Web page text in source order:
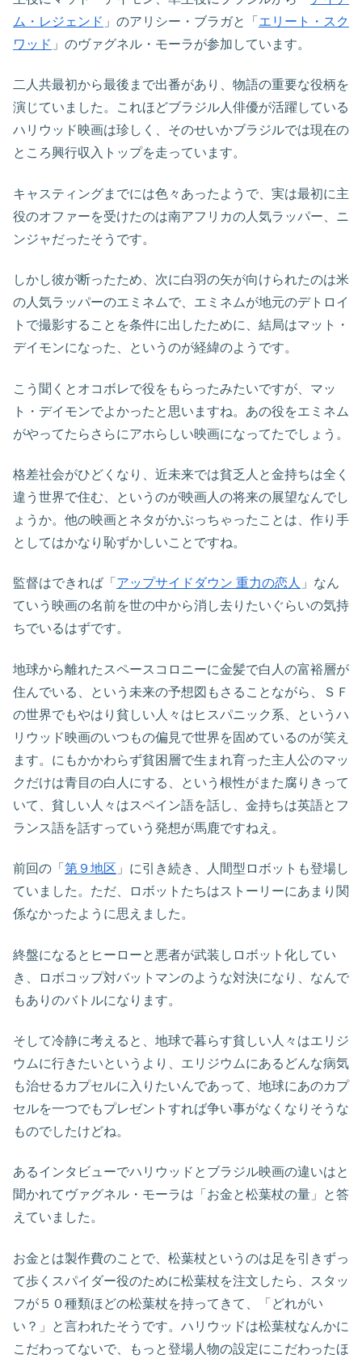
ム・レジェンド 」のアリシー・ブラガと「 エリート・スク
ワッド 」のヴァグネル・モーラが参加しています。
二人共最初から最後まで出番があり、物語の重要な役柄を
演じていました。これほどブラジル人俳優が活躍している
ハリウッド映画は珍しく、そのせいかブラジルでは現在の
ところ興行収入トップを走っています。
キャスティングまでには色々あったようで、実は最初に主
役のオファーを受けたのは南アフリカの人気ラッパー、ニ
ンジャだったそうです。
しかし彼が断ったため、次に白羽の矢が向けられたのは米
の人気ラッパーのエミネムで、エミネムが地元のデトロイ
トで撮影することを条件に出したために、結局はマット・
デイモンになった、というのが経緯のようです。
こう聞くとオコボレで役をもらったみたいですが、マッ
ト・デイモンでよかったと思いますね。あの役をエミネム
がやってたらさらにアホらしい映画になってたでしょう。
格差社会がひどくなり、近未来では貧乏人と金持ちは全く
違う世界で住む、というのが映画人の将来の展望なんでし
ょうか。他の映画とネタがかぶっちゃったことは、作り手
としてはかなり恥ずかしいことですね。
監督はできれば「 アップサイドダウン 重力の恋人 」なん
ていう映画の名前を世の中から消し去りたいぐらいの気持
ちでいるはずです。
地球から離れたスペースコロニーに金髪で白人の富裕層が
住んでいる、という未来の予想図もさることながら、ＳＦ
の世界でもやはり貧しい人々はヒスパニック系、というハ
リウッド映画のいつもの偏見で世界を固めているのが笑え
ます。にもかかわらず貧困層で生まれ育った主人公のマッ
クだけは青目の白人にする、という根性がまた腐りきって
いて、貧しい人々はスペイン語を話し、金持ちは英語とフ
ランス語を話すっていう発想が馬鹿ですねえ。
前回の「 第９地区 」に引き続き、人間型ロボットも登場し
ていました。ただ、ロボットたちはストーリーにあまり関
係なかったように思えました。
終盤になるとヒーローと悪者が武装しロボット化してい
き、ロボコップ対バットマンのような対決になり、なんで
もありのバトルになります。
そして冷静に考えると、地球で暮らす貧しい人々はエリジ
ウムに行きたいというより、エリジウムにあるどんな病気
も治せるカプセルに入りたいんであって、地球にあのカプ
セルを一つでもプレゼントすれば争い事がなくなりそうな
ものでしたけどね。
あるインタビューでハリウッドとブラジル映画の違いはと
聞かれてヴァグネル・モーラは「お金と松葉杖の量」と答
えていました。
お金とは製作費のことで、松葉杖というのは足を引きずっ
て歩くスパイダー役のために松葉杖を注文したら、スタッ
フが５０種類ほどの松葉杖を持ってきて、「どれがい
い？」と言われたそうです。ハリウッドは松葉杖なんかに
こだわってないで、もっと登場人物の設定にこだわったほ